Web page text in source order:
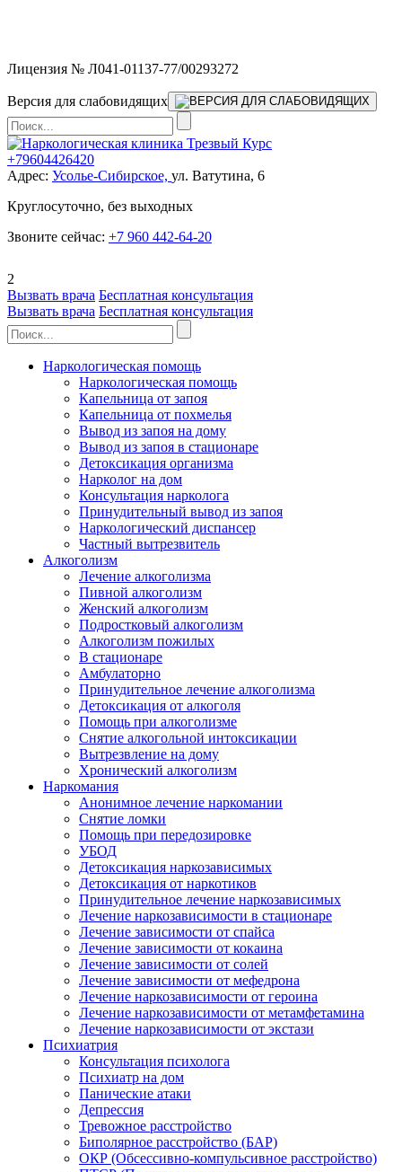
Лицензия № Л041-01137-77/00293272
Версия для слабовидящих
+79604426420
Адрес: Усолье-Сибирское, ул. Ватутина, 6
Круглосуточно, без выходных
Звоните сейчас: +7 960 442-64-20
2
Вызвать врача Бесплатная консультация
Вызвать врача Бесплатная консультация
Наркологическая помощь
Наркологическая помощь
Капельница от запоя
Капельница от похмелья
Вывод из запоя на дому
Вывод из запоя в стационаре
Детоксикация организма
Нарколог на дом
Консультация нарколога
Принудительный вывод из запоя
Наркологический диспансер
Частный вытрезвитель
Алкоголизм
Лечение алкоголизма
Пивной алкоголизм
Женский алкоголизм
Подростковый алкоголизм
Алкоголизм пожилых
В стационаре
Амбулаторно
Принудительное лечение алкоголизма
Детоксикация от алкоголя
Помощь при алкоголизме
Снятие алкогольной интоксикации
Вытрезвление на дому
Хронический алкоголизм
Наркомания
Анонимное лечение наркомании
Снятие ломки
Помощь при передозировке
УБОД
Детоксикация наркозависимых
Детоксикация от наркотиков
Принудительное лечение наркозависимых
Лечение наркозависимости в стационаре
Лечение зависимости от спайса
Лечение зависимости от кокаина
Лечение зависимости от солей
Лечение зависимости от мефедрона
Лечение наркозависимости от героина
Лечение наркозависимости от метамфетамина
Лечение наркозависимости от экстази
Психиатрия
Консультация психолога
Психиатр на дом
Панические атаки
Депрессия
Тревожное расстройство
Биполярное расстройство (БАР)
ОКР (Обсессивно-компульсивное расстройство)